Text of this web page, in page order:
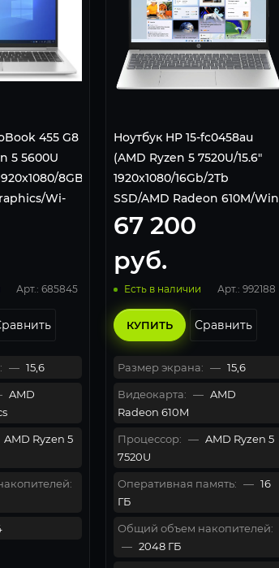
455 G8
5 5600U
8GB/256GB
Wi-
Арт.: 685845
— 15,6
AMD
AMD Ryzen 5
Ноутбук HP 15-fc0458au
(AMD Ryzen 5 7520U/15.6"
1920x1080/16Gb/2Tb
SSD/AMD Radeon 610M/Win
11 Home) Silver
67 200
руб.
Есть в наличии Арт.: 992188
КУПИТЬ Сравнить
Размер экрана: — 15,6
Видеокарта: — AMD
Radeon 610M
Процессор: — AMD Ryzen 5
7520U
Оперативная память: — 16
ГБ
Общий объем накопителей:
— 2048 ГБ